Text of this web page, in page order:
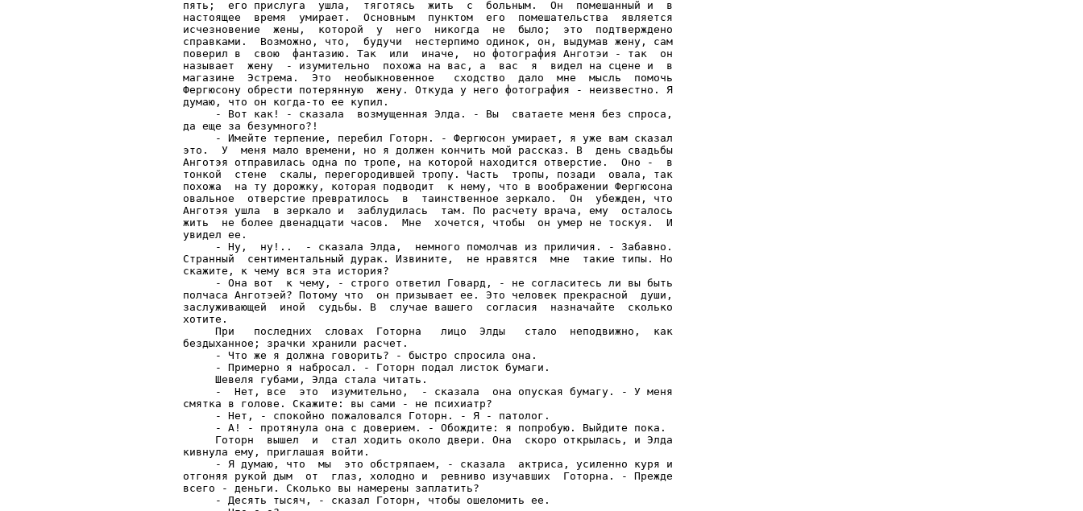
пять;  его прислуга  ушла,  тяготясь  жить  с  больным.  Он  помешанный и  в
настоящее  время  умирает.  Основным  пунктом  его  помешательства  является
исчезновение  жены,  которой  у  него  никогда  не  было;  это  подтверждено
справками.  Возможно, что,  будучи  нестерпимо одинок, он, выдумав жену, сам
поверил в  свою  фантазию. Так  или  иначе,  но фотография Анготэи - так  он
называет  жену  - изумительно  похожа на вас, а  вас  я  видел на сцене и  в
магазине  Эстрема.  Это  необыкновенное   сходство  дало  мне  мысль  помочь
Фергюсону обрести потерянную  жену. Откуда у него фотография - неизвестно. Я
думаю, что он когда-то ее купил.
     - Вот как! - сказала  возмущенная Элда. - Вы  сватаете меня без спроса,
да еще за безумного?!
     - Имейте терпение, перебил Готорн. - Фергюсон умирает, я уже вам сказал
это.  У  меня мало времени, но я должен кончить мой рассказ. В  день свадьбы
Анготэя отправилась одна по тропе, на которой находится отверстие.  Оно -  в
тонкой  стене  скалы, перегородившей тропу. Часть  тропы, позади  овала, так
похожа  на ту дорожку, которая подводит  к нему, что в воображении Фергюсона
овальное  отверстие превратилось  в  таинственное зеркало.  Он  убежден, что
Анготэя ушла  в зеркало и  заблудилась  там. По расчету врача, ему  осталось
жить  не более двенадцати часов.  Мне  хочется, чтобы  он умер не тоскуя.  И
увидел ее.
     - Ну,  ну!..  - сказала Элда,  немного помолчав из приличия. - Забавно.
Странный  сентиментальный дурак. Извините,  не нравятся  мне  такие типы. Но
скажите, к чему вся эта история?
     - Она вот  к чему, - строго ответил Говард, - не согласитесь ли вы быть
полчаса Анготэей? Потому что  он призывает ее. Это человек прекрасной  души,
заслуживающей  иной  судьбы. В  случае вашего  согласия  назначайте  сколько
хотите.
     При   последних  словах  Готорна   лицо  Элды   стало  неподвижно,  как
бездыханное; зрачки хранили расчет.
     - Что же я должна говорить? - быстро спросила она.
     - Примерно я набросал. - Готорн подал листок бумаги.
     Шевеля губами, Элда стала читать.
     -  Нет, все  это  изумительно,  - сказала  она опуская бумагу. - У меня
смятка в голове. Скажите: вы сами - не психиатр?
     - Нет, - спокойно пожаловался Готорн. - Я - патолог.
     - А! - протянула она с доверием. - Обождите: я попробую. Выйдите пока.
     Готорн  вышел  и  стал ходить около двери. Она  скоро открылась, и Элда
кивнула ему, приглашая войти.
     - Я думаю, что  мы  это обстряпаем, - сказала  актриса, усиленно куря и
отгоняя рукой дым  от  глаз, холодно и  ревниво изучавших  Готорна. - Прежде
всего - деньги. Сколько вы намерены заплатить?
     - Десять тысяч, - сказал Готорн, чтобы ошеломить ее.